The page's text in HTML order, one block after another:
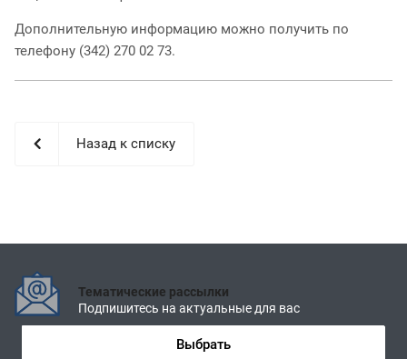
Дополнительную информацию можно получить по
телефону (342) 270 02 73.
Назад к списку
Тематические рассылки
Подпишитесь на актуальные для вас
Выбрать